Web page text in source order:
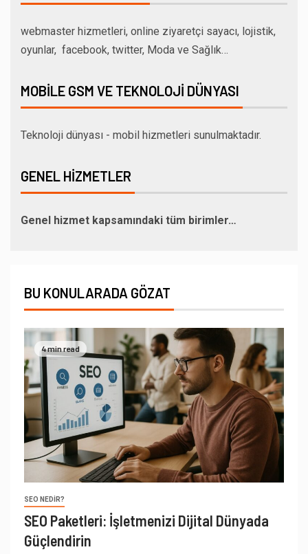
webmaster hizmetleri, online ziyaretçi sayacı, lojistik,
oyunlar, facebook, twitter, Moda ve Sağlık…
MOBILE GSM VE TEKNOLOJI DÜNYASI
Teknoloji dünyası - mobil hizmetleri sunulmaktadır.
GENEL HIZMETLER
Genel hizmet kapsamındaki tüm birimler…
BU KONULARADA GÖZAT
4 min read
SEO NEDIR?
SEO Paketleri: İşletmenizi Dijital Dünyada
Güçlendirin